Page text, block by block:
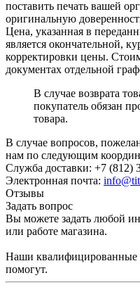
поставить печать вашей
оригинальную
Цена, указанная в
является окончательной,
корректировки цены.
документах отдельной
В случае возврата
покупатель обязан
товара.
В случае вопросов,
нам по следующим
Служба доставки: +7 (812)
Электронная почта:
Отзывы
Задать вопрос
Вы можете задать любой
или работе магазина.
Наши квалифицированные
помогут.